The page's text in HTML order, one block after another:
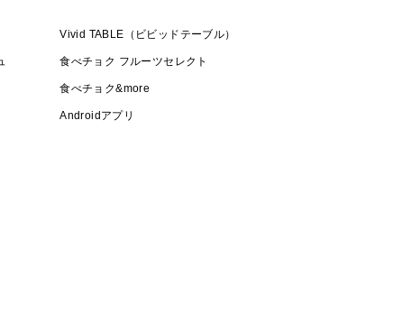
Vivid TABLE（ビビッドテーブル）
食べチョク フルーツセレクト
食べチョク&more
Androidアプリ